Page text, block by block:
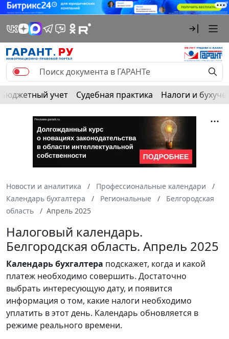
Бюджетный учет Судебная практика Налоги и
Новости и аналитика
Профессиональные календари
Календарь бухгалтера
Региональные
Белгородская
область
Апрель 2025
Налоговый календарь.
Белгородская область. Апрель 2025
Календарьбухгалтера подскажет, когда и какой
платеж необходимо совершить. Достаточно
выбрать интересующую дату, и появится
информация о том, какие налоги необходимо
уплатить в этот день. Календарь обновляется в
режиме реального времени.